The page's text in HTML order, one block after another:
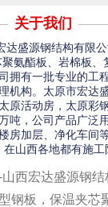
关于我们
达盛源钢结构有限
氨酯板、岩棉板、
拥有一批专业的工
机构。太原市宏达
原活动房，太原彩
吨，公司产品广泛
房加层、净化车间
山西各地都有施工
西宏达盛源钢结
钢板，保温夹芯